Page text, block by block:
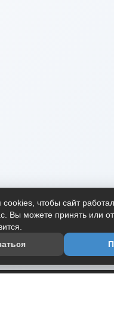
чтобы сайт
Вы можете принять или